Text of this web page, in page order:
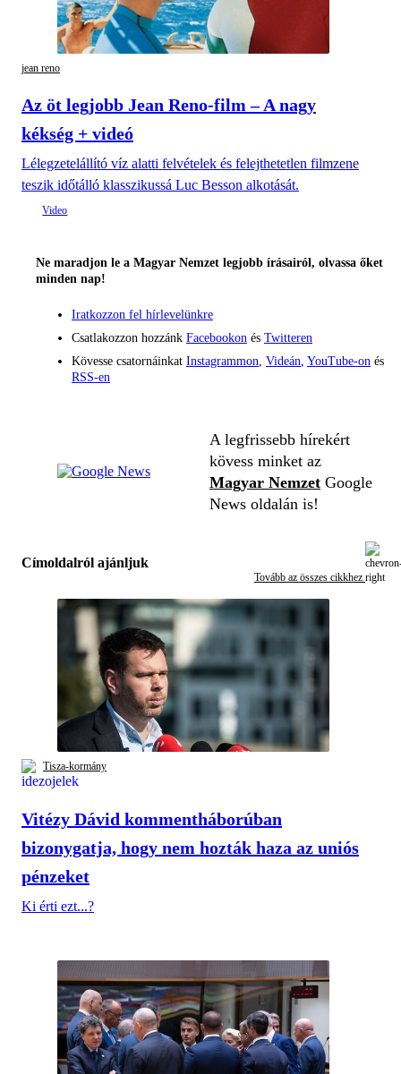
jean reno
Az öt legjobb Jean Reno-film – A nagy
kékség + videó
Lélegzetelállító víz alatti felvételek és felejthetetlen filmzene
teszik időtálló klasszikussá Luc Besson alkotását.
Ne maradjon le a Magyar Nemzet legjobb írásairól, olvassa őket
minden nap!
Iratkozzon fel hírlevelünkre
Csatlakozzon hozzánk Facebookon és Twitteren
Kövesse csatornáinkat Instagrammon Videán YouTube-on és
RSS-en
A legfrissebb hírekért
kövess minket az
Magyar Nemzet Google
News oldalán is!
Címoldalról ajánljuk
Tovább az összes cikkhez
Tisza-kormány
Vitézy Dávid kommentháborúban
bizonygatja, hogy nem hozták haza az uniós
pénzeket
Ki érti ezt...?